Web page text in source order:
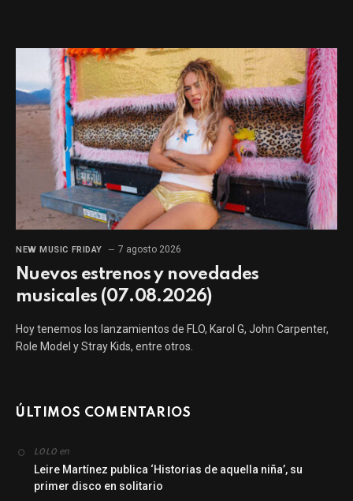
NEW MUSIC FRIDAY 7 agosto 2026
Nuevos estrenos y novedades
musicales (07.08.2026)
Hoy tenemos los lanzamientos de FLO, Karol G, John Carpenter,
Role Model y Stray Kids, entre otros.
ÚLTIMOS COMENTARIOS
LOLO en
Leire Martínez publica ‘Historias de aquella niña’, su
primer disco en solitario